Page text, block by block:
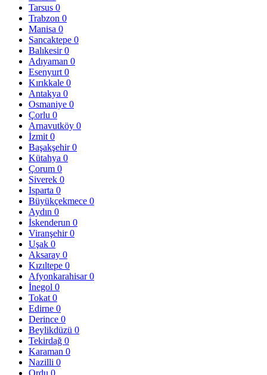
Tarsus 0
Trabzon 0
Manisa 0
Sancaktepe 0
Balıkesir0
Adıyaman 0
Esenyurt 0
Kırıkkale 0
Antakya 0
Osmaniye 0
Çorlu 0
Arnavutköy 0
İzmit 0
Başakşehir0
Kütahya 0
Çorum 0
Siverek 0
Isparta 0
Büyükçekmece 0
Aydın 0
İskenderun 0
Viranşehir0
Uşak 0
Aksaray 0
Kızıltepe 0
Afyonkarahisar0
İnegol 0
Tokat 0
Edirne 0
Derince 0
Beylikdüzü 0
Tekirdağ 0
Karaman 0
Nazilli 0
Ordu 0